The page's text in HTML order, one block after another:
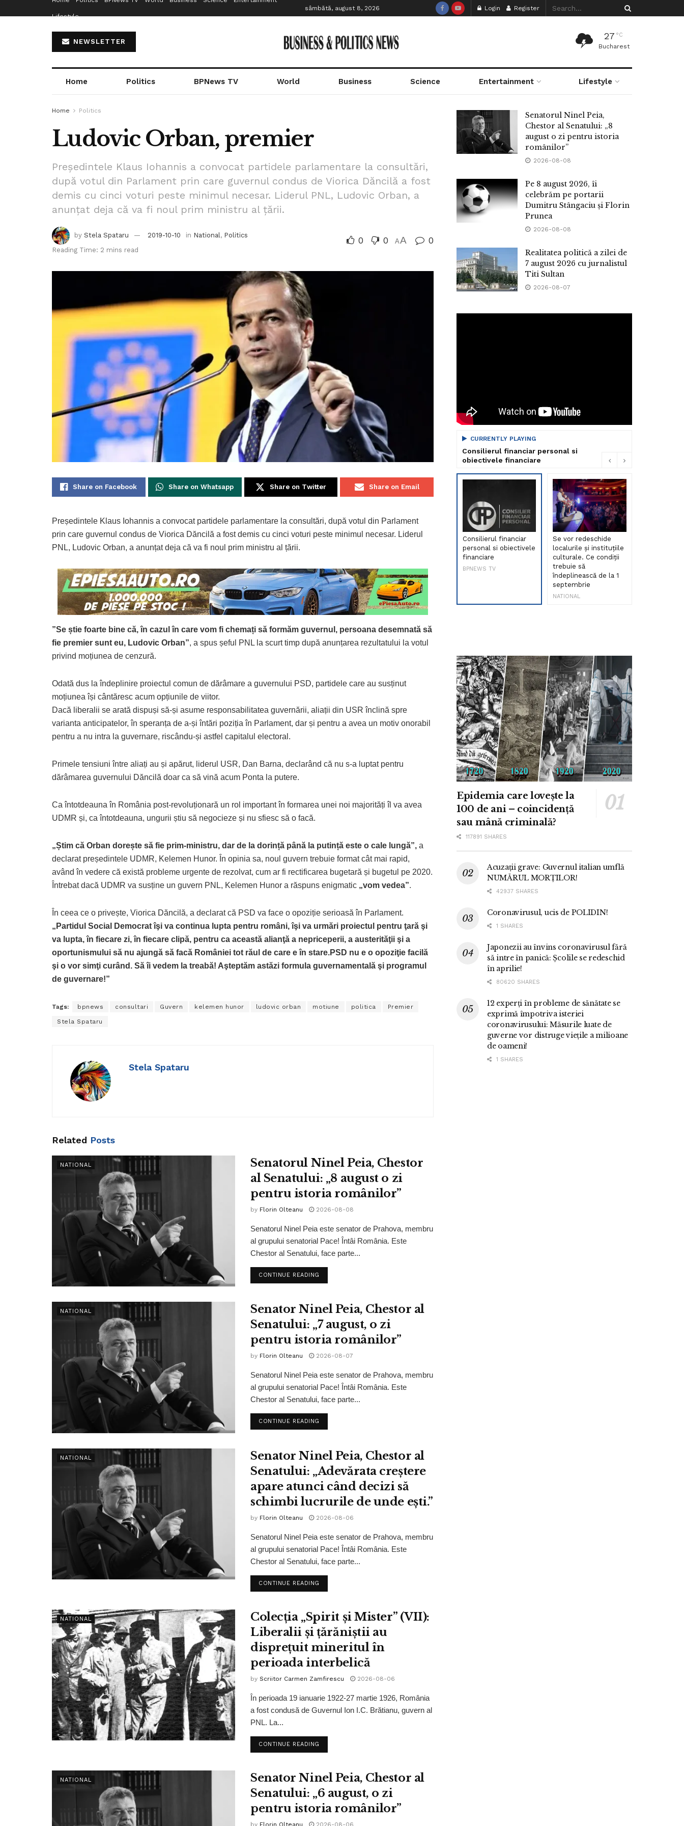
Lifestyle
sâmbătă, august 8, 2026 Login Register
NEWSLETTER
27 °C
Bucharest
Home Politics BPNews TV World Business Science Entertainment Lifestyle
Home Politics
Ludovic Orban, premier
Președintele Klaus Iohannis a convocat partidele parlamentare la consultări,
după votul din Parlament prin care guvernul condus de Viorica Dăncilă a fost
demis cu cinci voturi peste minimul necesar. Liderul PNL, Ludovic Orban, a
anunțat deja că va fi noul prim ministru al țării.
by Stela Spataru 2019-10-10 in National , Politics
Reading Time: 2 mins read
0 0 AA 0
Share on Facebook Share on Whatsapp Share on Twitter Share on Email
Președintele Klaus Iohannis a convocat partidele parlamentare la consultări, după votul din Parlament
prin care guvernul condus de Viorica Dăncilă a fost demis cu cinci voturi peste minimul necesar. Liderul
PNL, Ludovic Orban, a anunțat deja că va fi noul prim ministru al țării.
”Se știe foarte bine că, în cazul în care vom fi chemați să formăm guvernul, persoana desemnată să
fie premier sunt eu, Ludovic Orban”, a spus șeful PNL la scurt timp după anunțarea rezultatului la votul
privind moțiunea de cenzură.
Odată dus la îndeplinire proiectul comun de dărâmare a guvernului PSD, partidele care au susținut
moțiunea își cântăresc acum opțiunile de viitor.
Dacă liberalii se arată dispuși să-și asume responsabilitatea guvernării, aliații din USR înclină spre
varianta anticipatelor, în speranța de a-și întări poziția în Parlament, dar și pentru a avea un motiv onorabil
pentru a nu intra la guvernare, riscându-și astfel capitalul electoral.
Primele tensiuni între aliați au și apărut, liderul USR, Dan Barna, declarând că nu s-a luptat pentru
dărâmarea guvernului Dăncilă doar ca să vină acum Ponta la putere.
Ca întotdeauna în România post-revoluționară un rol important în formarea unei noi majorități îl va avea
UDMR și, ca întotdeauna, ungurii știu să negocieze și nu sfiesc să o facă.
„Știm că Orban dorește să fie prim-ministru, dar de la dorință până la putință este o cale lungă”, a
declarat președintele UDMR, Kelemen Hunor. În opinia sa, noul guvern trebuie format cât mai rapid,
având în vedere că există probleme urgente de rezolvat, cum ar fi rectificarea bugetară și bugetul pe 2020.
Întrebat dacă UDMR va susține un guvern PNL, Kelemen Hunor a răspuns enigmatic „vom vedea”.
În ceea ce o privește, Viorica Dăncilă, a declarat că PSD va face o opoziție serioasă în Parlament.
„Partidul Social Democrat îşi va continua lupta pentru români, îşi va urmări proiectul pentru ţară şi
va lupta, în fiecare zi, în fiecare clipă, pentru ca această alianţă a nepriceperii, a austerităţii şi a
oportunismului să nu ajungă să facă României tot răul de care e în stare.PSD nu e o opoziţie facilă
şi o vor simţi curând. Să îi vedem la treabă! Aşteptăm astăzi formula guvernamentală şi programul
de guvernare!”
Tags: bpnews consultari Guvern kelemen hunor ludovic orban motiune politica Premier
Stela Spataru
Stela Spataru
Related Posts
NATIONAL
Senatorul Ninel Peia, Chestor
al Senatului: „8 august o zi
pentru istoria românilor”
by Florin Olteanu 2026-08-08
Senatorul Ninel Peia este senator de Prahova, membru
al grupului senatorial Pace! Întâi România. Este
Chestor al Senatului, face parte...
CONTINUE READING
NATIONAL
Senator Ninel Peia, Chestor al
Senatului: „7 august, o zi
pentru istoria românilor”
by Florin Olteanu 2026-08-07
Senatorul Ninel Peia este senator de Prahova, membru
al grupului senatorial Pace! Întâi România. Este
Chestor al Senatului, face parte...
CONTINUE READING
NATIONAL
Senator Ninel Peia, Chestor al
Senatului: „Adevărata creștere
apare atunci când decizi să
schimbi lucrurile de unde ești.”
by Florin Olteanu 2026-08-06
Senatorul Ninel Peia este senator de Prahova, membru
al grupului senatorial Pace! Întâi România. Este
Chestor al Senatului, face parte...
CONTINUE READING
NATIONAL
Colecția „Spirit și Mister” (VII):
Liberalii și țărăniștii au
disprețuit mineritul în
perioada interbelică
by Scriitor Carmen Zamfirescu 2026-08-06
În perioada 19 ianuarie 1922-27 martie 1926, România
a fost condusă de Guvernul Ion I.C. Brătianu, guvern al
PNL. La...
CONTINUE READING
NATIONAL
Senator Ninel Peia, Chestor al
Senatului: „6 august, o zi
pentru istoria românilor”
by Florin Olteanu 2026-08-06
Senatorul Ninel Peia,
Chestor al Senatului: „8
august o zi pentru istoria
românilor”
2026-08-08
Pe 8 august 2026, îi
celebrăm pe portarii
Dumitru Stângaciu și Florin
Prunea
2026-08-08
Realitatea politică a zilei de
7 august 2026 cu jurnalistul
Titi Sultan
2026-08-07
CURRENTLY PLAYING
Consilierul financiar personal si
obiectivele financiare
Consilierul financiar
personal si obiectivele
financiare
BPNEWS TV
Se vor redeschide
localurile și instituțiile
culturale. Ce condiții
trebuie să
îndeplinească de la 1
septembrie
NATIONAL
Epidemia care lovește la
100 de ani – coincidență
sau mână criminală?
117891 SHARES
Acuzații grave: Guvernul italian umflă
NUMĂRUL MORȚILOR!
42937 SHARES
Coronavirusul, ucis de POLIDIN!
1 SHARES
Japonezii au învins coronavirusul fără
să intre în panică: Școlile se redeschid
în aprilie!
80620 SHARES
12 experți în probleme de sănătate se
exprimă împotriva isteriei
coronavirusului: Măsurile luate de
guverne vor distruge viețile a milioane
de oameni!
1 SHARES